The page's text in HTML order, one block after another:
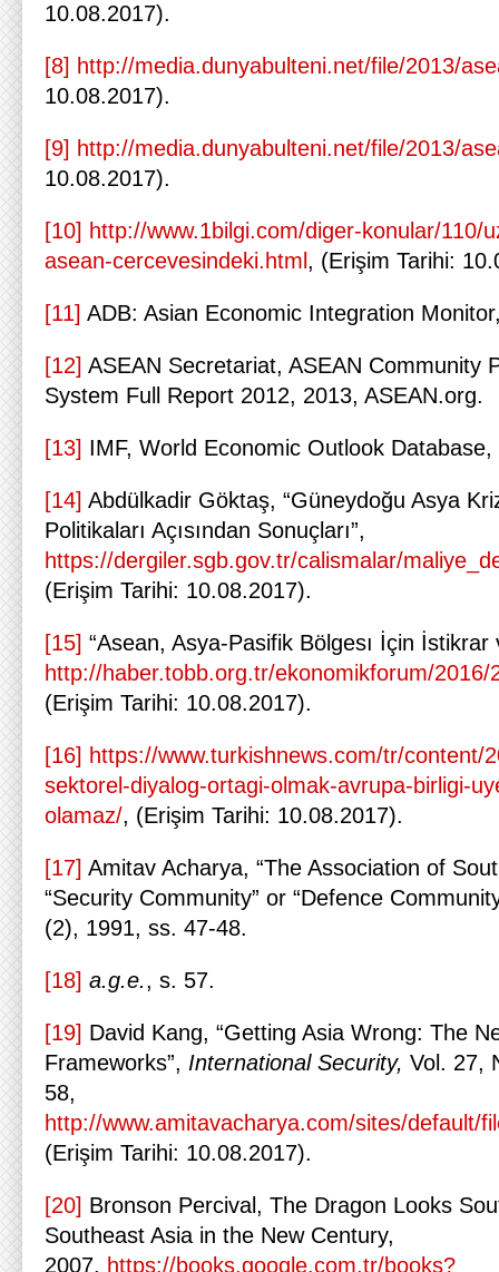
10.08.2017).
[8] http://media.dunyabulteni.net/file/2013/
10.08.2017).
[9] http://media.dunyabulteni.net/file/2013/
10.08.2017).
[10] http://www.1bilgi.com/diger-konular/110/
asean-cercevesindeki.html , (Erişim Tarihi:
[11] ADB: Asian Economic Integration
[12] ASEAN Secretariat, ASEAN Community
System Full Report 2012, 2013, ASEAN.org.
[13] IMF, World Economic Outlook
[14] Abdülkadir Göktaş, “Güneydoğu Asya
Politikaları Açısından Sonuçları”,
https://dergiler.sgb.gov.tr/calismalar/
(Erişim Tarihi: 10.08.2017).
[15] “Asean, Asya-Pasifik Bölgesı İçin
http://haber.tobb.org.tr/ekonomikforum/2016/
(Erişim Tarihi: 10.08.2017).
[16] https://www.turkishnews.com/tr/content/
sektorel-diyalog-ortagi-olmak-avrupa-birligi-
olamaz/, (Erişim Tarihi: 10.08.2017).
[17] Amitav Acharya, “The Association of
“Security Community” or “Defence
(2), 1991, ss. 47-48.
[18] a.g.e., s. 57.
[19] David Kang, “Getting Asia Wrong: The
Frameworks”, International Security, Vol. 27,
58,
http://www.amitavacharya.com/sites/default/
(Erişim Tarihi: 10.08.2017).
[20] Bronson Percival, The Dragon Looks
Southeast Asia in the New Century,
2007, https://books.google.com.tr/books?